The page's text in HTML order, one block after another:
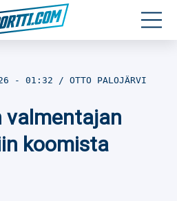
- 01:32 OTTO PALOJÄRVI
valmentajan
koomista